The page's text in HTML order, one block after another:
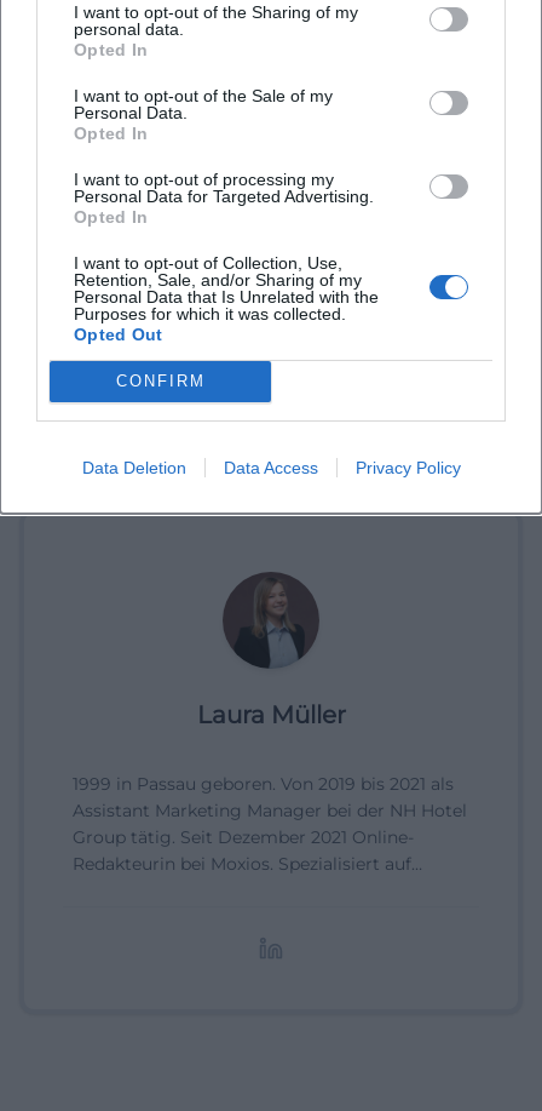
I want to opt-out of the Sharing of my
personal data.
Opted In
I want to opt-out of the Sale of my
Personal Data.
Opted In
I want to opt-out of processing my
Personal Data for Targeted Advertising.
Opted In
I want to opt-out of Collection, Use,
Retention, Sale, and/or Sharing of my
Personal Data that Is Unrelated with the
Purposes for which it was collected.
Opted Out
CONFIRM
Data Deletion Data Access Privacy Policy
Laura Müller
1999 in Passau geboren. Von 2019 bis 2021 als
Assistant Marketing Manager bei der NH Hotel
Group tätig. Seit Dezember 2021 Online-
Redakteurin bei Moxios. Spezialisiert auf